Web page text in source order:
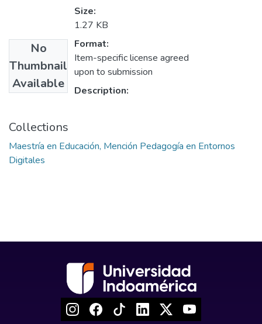
No
Thumbnail
Available
Size:
1.27 KB
Format:
Item-specific license agreed
upon to submission
Description:
Collections
Maestría en Educación, Mención Pedagogía en Entornos
Digitales